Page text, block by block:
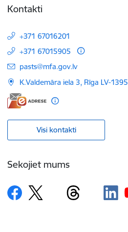
Kontakti
+371 67016201
+371 67015905
E-pasts:
pasts@mfa.gov.lv
K.Valdemāra iela 3, Rīga LV-1395
Visi kontakti
Sekojiet mums